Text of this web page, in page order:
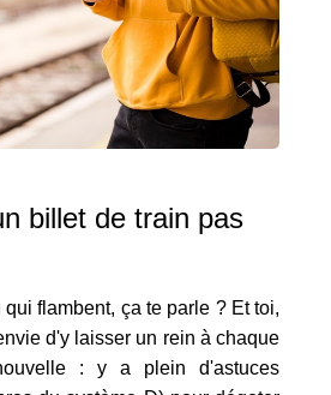
billet de train pas
flambent, ça te parle ? Et toi,
d'y laisser un rein à chaque
: y a plein d'astuces